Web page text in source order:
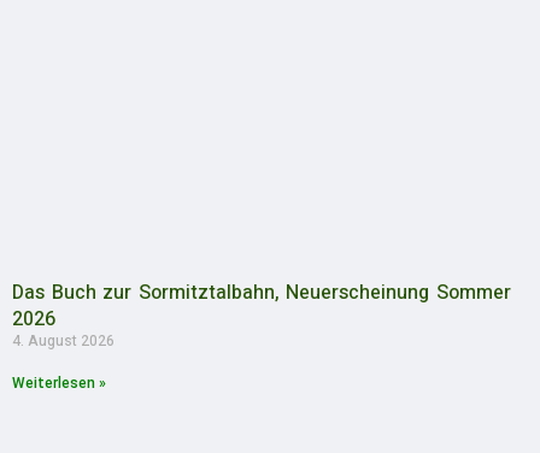
Das Buch zur Sormitztalbahn, Neuerscheinung Sommer
2026
4. August 2026
Weiterlesen »